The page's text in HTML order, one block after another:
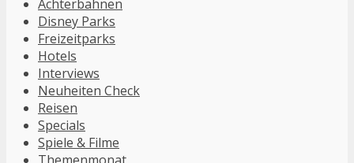
Achterbahnen
Disney Parks
Freizeitparks
Hotels
Interviews
Neuheiten Check
Reisen
Specials
Spiele & Filme